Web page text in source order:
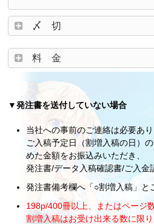
〆 切
料 金
▼発注書を送付していない場合
当社への事前のご連絡は必要あり
ご入稿予定日（割増入稿の日）
めた金額をお振込みいただき、
発注書/データ入稿確認書/ご入金
発注書備考欄へ「○割増入稿」と
198p/400冊以上、またはページ
割増入稿はお受け出来る数に限り